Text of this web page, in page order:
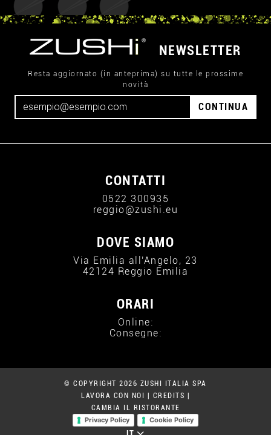
NEWSLETTER
Resta aggiornato (in anteprima) su tutte le prossime
novità
CONTINUA
CONTATTI
0522 300935
reggio@zushi.eu
DOVE SIAMO
Via Emilia all'Angelo, 23
42124 Reggio Emilia
ORARI
Online:
Consegne:
© COPYRIGHT 2026 ZUSHI ITALIA SPA
LAVORA CON NOI
CREDITS
CAMBIA IL RISTORANTE
Privacy Policy
Cookie Policy